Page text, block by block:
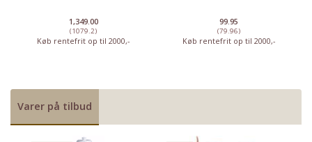
1,349.00
(1079.2)
Køb rentefrit op til 2000,-
99.95
(79.96)
Køb rentefrit op til 2000,-
Varer på tilbud